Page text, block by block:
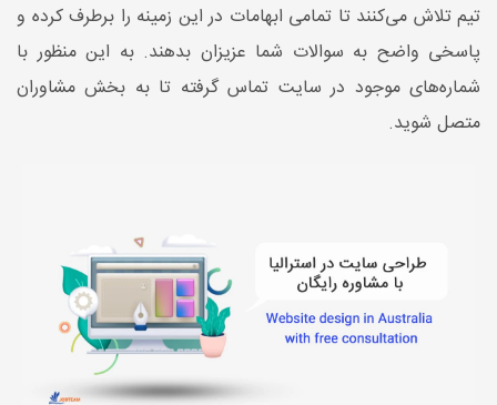
تیم تلاش می‌کنند تا تمامی ابهامات در این زمینه را برطرف کرده و
پاسخی واضح به سوالات شما عزیزان بدهند. به این منظور با
شماره‌های موجود در سایت تماس گرفته تا به بخش مشاوران
متصل شوید.